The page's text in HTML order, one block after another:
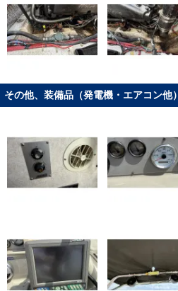
その他、装備品（発電機・エアコン他）